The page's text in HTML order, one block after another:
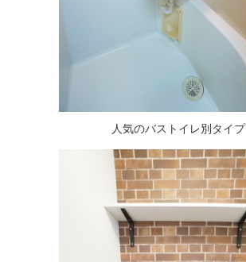
人気のバストイレ別タイプ